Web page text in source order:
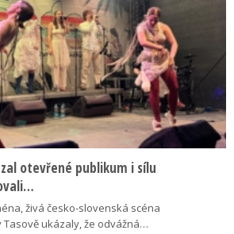
otevřené publikum i sílu
živá česko-slovenská scéna
ukázaly, že odvážná…